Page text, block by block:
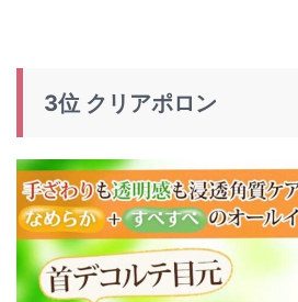
3位 クリアポロン